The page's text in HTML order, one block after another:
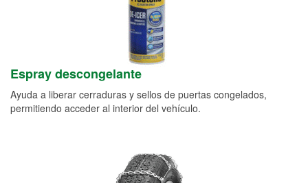
Espray descongelante
Ayuda a liberar cerraduras y sellos de puertas congelados,
permitiendo acceder al interior del vehículo.